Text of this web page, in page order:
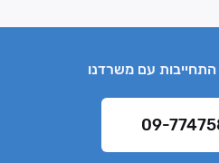
התחייבות עם משרדנו
09-